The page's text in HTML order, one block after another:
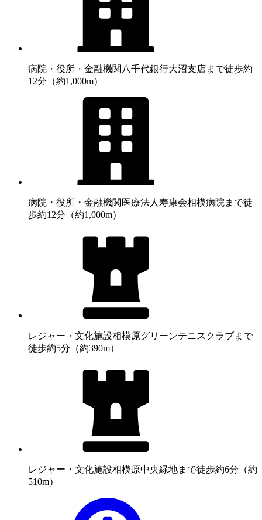
病院・役所・金融機関 八千代銀行大沼支店まで徒歩約
12分（約1,000m）
病院・役所・金融機関 医療法人寿康会相模病院まで徒
歩約12分（約1,000m）
レジャー・文化施設相模原グリーンテニスクラブまで
徒歩約5分（約390m）
レジャー・文化施設相模原中央緑地まで徒歩約6分（約
510m）